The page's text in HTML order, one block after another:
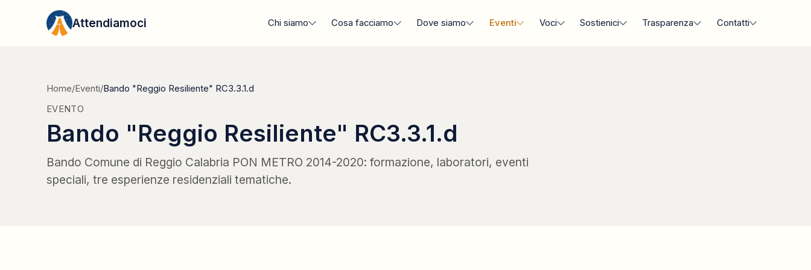
Vai al contenuto
Attendiamoci Chi siamo Cosa facciamo Dove siamo Eventi Voci Sostienici Trasparenza Contatti
Home/Eventi/Bando "Reggio Resiliente" RC3.3.1.d
EVENTO
Bando "Reggio Resiliente" RC3.3.1.d
Bando Comune di Reggio Calabria PON METRO 2014-2020: formazione, laboratori, eventi
speciali, tre esperienze residenziali tematiche.